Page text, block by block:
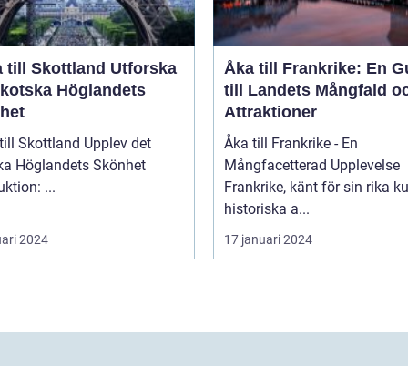
Skottland Utforska
Höglandets
Upplev det
Höglandets Skönhet
Introduktion: ...
2024
Åka till Frankrike: En
till Landets Mångfald
Attraktioner
Åka till Frankrike - En
Mångfacetterad Upplevelse
Frankrike, känt för sin rika
historiska a...
17 januari 2024